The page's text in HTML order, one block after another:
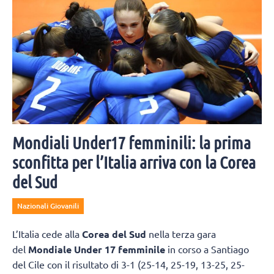
Mondiali Under17 femminili: la prima
sconfitta per l’Italia arriva con la Corea
del Sud
Nazionali Giovanili
L’Italia cede alla Corea del Sud nella terza gara
del Mondiale Under 17 femminile in corso a Santiago
del Cile con il risultato di 3-1 (25-14, 25-19, 13-25, 25-